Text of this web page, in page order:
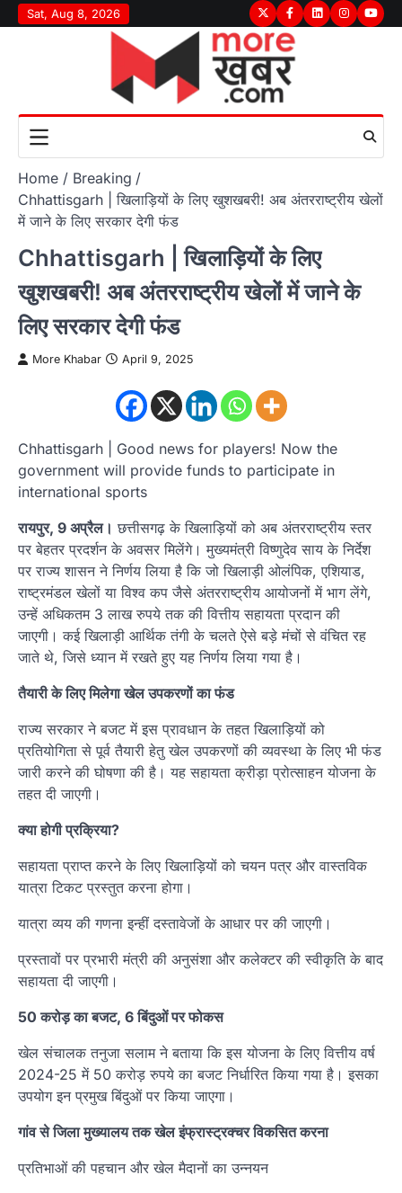
Skip
to
Sat, Aug 8, 2026 TwitterFacebook
LinkedInInstagram
Home
Breaking
Chhattisgarh | खिलाड़ियों के लिए खुशखबरी! अब अंतरराष्ट्रीय खेलों
में जाने के लिए सरकार देगी फंड
Chhattisgarh | खिलाड़ियों के लिए
खुशखबरी! अब अंतरराष्ट्रीय खेलों में जाने के
लिए सरकार देगी फंड
More Khabar April 9, 2025
Chhattisgarh | Good news for players! Now the
government will provide funds to participate in
international sports
रायपुर, 9 अप्रैल। छत्तीसगढ़ के खिलाड़ियों को अब अंतरराष्ट्रीय स्तर
पर बेहतर प्रदर्शन के अवसर मिलेंगे। मुख्यमंत्री विष्णुदेव साय के निर्देश
पर राज्य शासन ने निर्णय लिया है कि जो खिलाड़ी ओलंपिक, एशियाड,
राष्ट्रमंडल खेलों या विश्व कप जैसे अंतरराष्ट्रीय आयोजनों में भाग लेंगे,
उन्हें अधिकतम 3 लाख रुपये तक की वित्तीय सहायता प्रदान की
जाएगी। कई खिलाड़ी आर्थिक तंगी के चलते ऐसे बड़े मंचों से वंचित रह
जाते थे, जिसे ध्यान में रखते हुए यह निर्णय लिया गया है।
तैयारी के लिए मिलेगा खेल उपकरणों का फंड
राज्य सरकार ने बजट में इस प्रावधान के तहत खिलाड़ियों को
प्रतियोगिता से पूर्व तैयारी हेतु खेल उपकरणों की व्यवस्था के लिए भी फंड
जारी करने की घोषणा की है। यह सहायता क्रीड़ा प्रोत्साहन योजना के
तहत दी जाएगी।
क्या होगी प्रक्रिया?
सहायता प्राप्त करने के लिए खिलाड़ियों को चयन पत्र और वास्तविक
यात्रा टिकट प्रस्तुत करना होगा।
यात्रा व्यय की गणना इन्हीं दस्तावेजों के आधार पर की जाएगी।
प्रस्तावों पर प्रभारी मंत्री की अनुसंशा और कलेक्टर की स्वीकृति के बाद
सहायता दी जाएगी।
50 करोड़ का बजट, 6 बिंदुओं पर फोकस
खेल संचालक तनुजा सलाम ने बताया कि इस योजना के लिए वित्तीय वर्ष
2024-25 में 50 करोड़ रुपये का बजट निर्धारित किया गया है। इसका
उपयोग इन प्रमुख बिंदुओं पर किया जाएगा।
गांव से जिला मुख्यालय तक खेल इंफ्रास्ट्रक्चर विकसित करना
प्रतिभाओं की पहचान और खेल मैदानों का उन्नयन